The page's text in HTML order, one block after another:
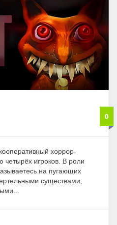
0
хоррор-
четырёх игроков. В роли
на пугающих
существами,